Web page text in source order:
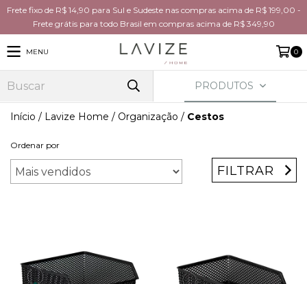
Frete fixo de R$ 14,90 para Sul e Sudeste nas compras acima de R$ 199,00 -
Frete grátis para todo Brasil em compras acima de R$ 349,90
MENU 0
PRODUTOS
Início / Lavize Home / Organização / Cestos
Ordenar por
FILTRAR